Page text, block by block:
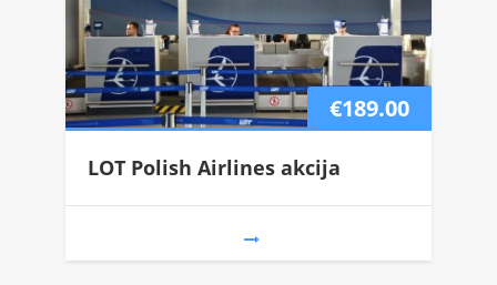
€189.00
LOT Polish Airlines akcija